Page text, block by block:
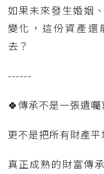
如果未來發生婚姻
變化，這份資產還
去？
------
🍀傳承不是一張遺囑
更不是把所有財產平
真正成熟的財富傳